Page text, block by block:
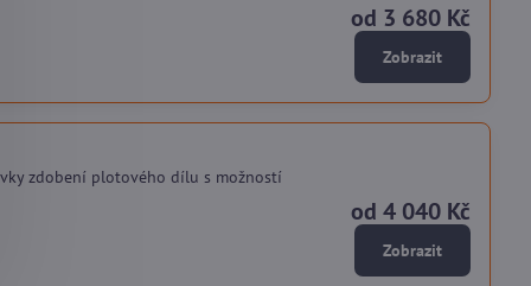
od 3 680 Kč
Zobrazit
zdobení plotového dílu s možností
od 4 040 Kč
Zobrazit